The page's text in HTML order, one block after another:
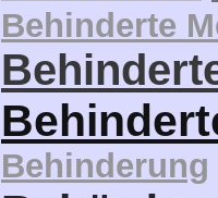
Behinderung